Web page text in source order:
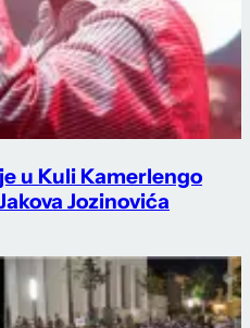
u Kuli Kamerlengo
Jozinovića